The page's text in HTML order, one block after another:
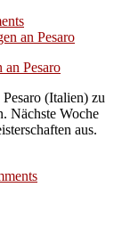
Pesaro
(Italien) zu
Nächste Woche
aus.